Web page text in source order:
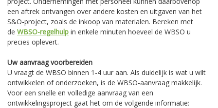
een aftrek ontvangen over andere kosten en uitgaven van het
S&O-project, zoals de inkoop van materialen. Bereken met
de WBSO-regelhulp in enkele minuten hoeveel de WBSO u
precies oplevert.
Uw aanvraag voorbereiden
U vraagt de WBSO binnen 1-4 uur aan. Als duidelijk is wat u wilt
ontwikkelen of onderzoeken, is de WBSO-aanvraag makkelijk.
Voor een snelle en volledige aanvraag van een
ontwikkelingsproject gaat het om de volgende informatie: